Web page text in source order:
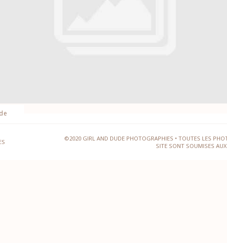
©2020 GIRL AND DUDE PHOTOGRAPHIES • TOUTES LES
SITE SONT SOUMISES